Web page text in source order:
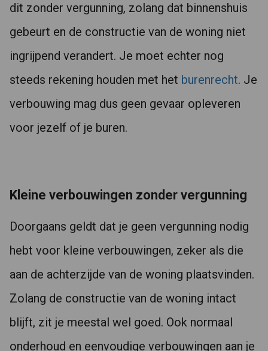
dit zonder vergunning, zolang dat binnenshuis
gebeurt en de constructie van de woning niet
ingrijpend verandert. Je moet echter nog
steeds rekening houden met het burenrecht. Je
verbouwing mag dus geen gevaar opleveren
voor jezelf of je buren.
Kleine verbouwingen zonder vergunning
Doorgaans geldt dat je geen vergunning nodig
hebt voor kleine verbouwingen, zeker als die
aan de achterzijde van de woning plaatsvinden.
Zolang de constructie van de woning intact
blijft, zit je meestal wel goed. Ook normaal
onderhoud en eenvoudige verbouwingen aan je